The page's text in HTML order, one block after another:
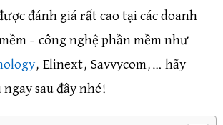
đánh giá rất cao tại các doanh
– công nghệ phần mềm như
, Elinext, Savvycom,… hãy
sau đây nhé!